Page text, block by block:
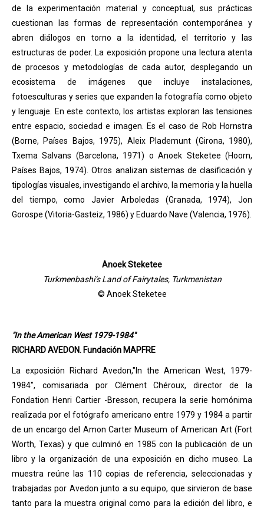
de la experimentación material y conceptual, sus prácticas
cuestionan las formas de representación contemporánea y
abren diálogos en torno a la identidad, el territorio y las
estructuras de poder. La exposición propone una lectura atenta
de procesos y metodologías de cada autor, desplegando un
ecosistema de imágenes que incluye instalaciones,
fotoesculturas y series que expanden la fotografía como objeto
y lenguaje. En este contexto, los artistas exploran las tensiones
entre espacio, sociedad e imagen. Es el caso de Rob Hornstra
(Borne, Países Bajos, 1975), Aleix Plademunt (Girona, 1980),
Txema Salvans (Barcelona, 1971) o Anoek Steketee (Hoorn,
Países Bajos, 1974). Otros analizan sistemas de clasificación y
tipologías visuales, investigando el archivo, la memoria y la huella
del tiempo, como Javier Arboledas (Granada, 1974), Jon
Gorospe (Vitoria-Gasteiz, 1986) y Eduardo Nave (Valencia, 1976).
Anoek Steketee
Turkmenbashi’s Land of Fairytales, Turkmenistan
© Anoek Steketee
"In the American West 1979-1984"
RICHARD AVEDON. Fundación MAPFRE
La exposición Richard Avedon,"In the American West, 1979-
1984", comisariada por Clément Chéroux, director de la
Fondation Henri Cartier -Bresson, recupera la serie homónima
realizada por el fotógrafo americano entre 1979 y 1984 a partir
de un encargo del Amon Carter Museum of American Art (Fort
Worth, Texas) y que culminó en 1985 con la publicación de un
libro y la organización de una exposición en dicho museo. La
muestra reúne las 110 copias de referencia, seleccionadas y
trabajadas por Avedon junto a su equipo, que sirvieron de base
tanto para la muestra original como para la edición del libro, e